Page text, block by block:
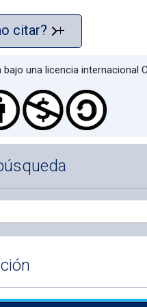
citar?
bajo una licencia internacional